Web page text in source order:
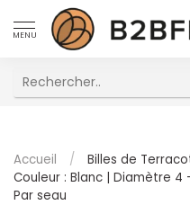
MENU
Accueil /
Billes de
Couleur : Blanc | Diamètre
Par seau